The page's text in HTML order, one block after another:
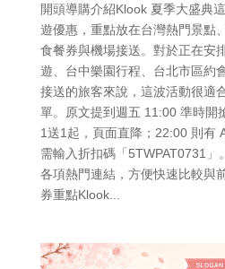
開頭導購介紹Klook 夏季大盛典
遊優惠，重點放在台灣熱門景點
食餐券與機場接送。對於正在安
遊、台中樂園行程、台北市區約
接送的旅客來說，這波活動很適
單。原文提到週五 11:00 準時開
1送1起，頁面直降；22:00 則有
需輸入折扣碼「5TWPAT0731」
各項熱門連結，方便快速比較與
券重點Klook...